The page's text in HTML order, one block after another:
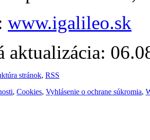
www.igalileo.sk
aktualizácia:
stránok, RSS
, Cookies, Vyhlásenie o ochrane súkromia,